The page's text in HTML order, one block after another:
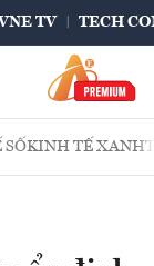
TV TECH
SỐKINH TẾ XANH